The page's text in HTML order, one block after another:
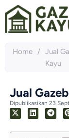
Home / Jual
Kayu
Jual
Dipublikasikan 23